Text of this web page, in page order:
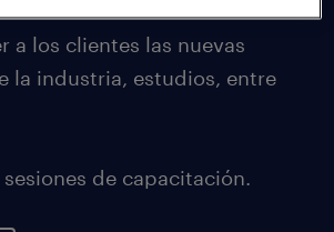
a los clientes las nuevas
la industria, estudios, entre
de capacitación.